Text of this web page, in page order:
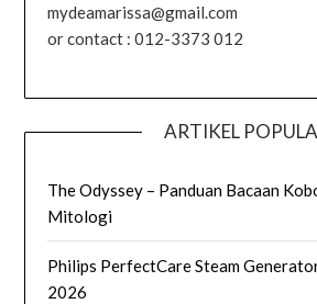
mydeamarissa@gmail.com
or contact : 012-3373 012
ARTIKEL
The Odyssey – Panduan Bacaan
Mitologi
Philips PerfectCare Steam
2026